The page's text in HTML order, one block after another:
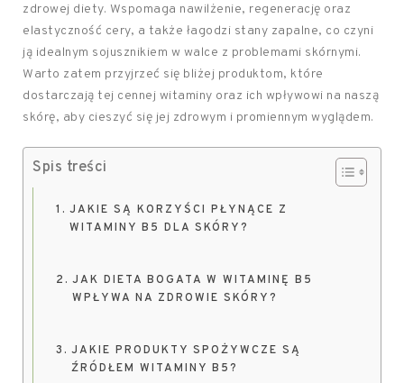
zdrowej diety. Wspomaga nawilżenie, regenerację oraz
elastyczność cery, a także łagodzi stany zapalne, co czyni
ją idealnym sojusznikiem w walce z problemami skórnymi.
Warto zatem przyjrzeć się bliżej produktom, które
dostarczają tej cennej witaminy oraz ich wpływowi na naszą
skórę, aby cieszyć się jej zdrowym i promiennym wyglądem.
Spis treści
JAKIE SĄ KORZYŚCI PŁYNĄCE Z
WITAMINY B5 DLA SKÓRY?
JAK DIETA BOGATA W WITAMINĘ B5
WPŁYWA NA ZDROWIE SKÓRY?
JAKIE PRODUKTY SPOŻYWCZE SĄ
ŹRÓDŁEM WITAMINY B5?